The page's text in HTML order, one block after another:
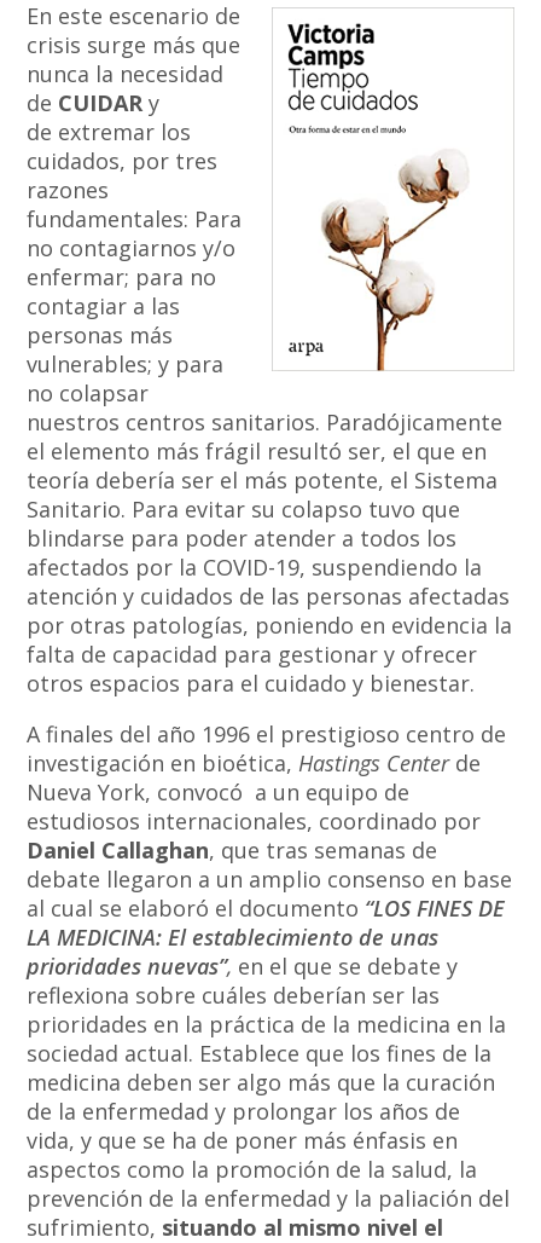
En este escenario de
crisis surge más que
nunca la necesidad
de CUIDAR y
de extremar los
cuidados, por tres
razones
fundamentales: Para
no contagiarnos y/o
enfermar; para no
contagiar a las
personas más
vulnerables; y para
no colapsar
nuestros centros sanitarios. Paradójicamente
el elemento más frágil resultó ser, el que en
teoría debería ser el más potente, el Sistema
Sanitario. Para evitar su colapso tuvo que
blindarse para poder atender a todos los
afectados por la COVID-19, suspendiendo la
atención y cuidados de las personas afectadas
por otras patologías, poniendo en evidencia la
falta de capacidad para gestionar y ofrecer
otros espacios para el cuidado y bienestar.
A finales del año 1996 el prestigioso centro de
investigación en bioética, Hastings Centerde
Nueva York, convocó a un equipo de
estudiosos internacionales, coordinado por
Daniel Callaghan, que tras semanas de
debate llegaron a un amplio consenso en base
al cual se elaboró el documento “LOS FINES DE
LA MEDICINA: El establecimiento de unas
prioridades nuevas”, en el que se debate y
reflexiona sobre cuáles deberían ser las
prioridades en la práctica de la medicina en la
sociedad actual. Establece que los fines de la
medicina deben ser algo más que la curación
de la enfermedad y prolongar los años de
vida, y que se ha de poner más énfasis en
aspectos como la promoción de la salud, la
prevención de la enfermedad y la paliación del
sufrimiento, situando al mismo nivel el